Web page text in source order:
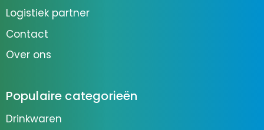
Logistiek partner
Contact
Over ons
Populaire categorieën
Drinkwaren